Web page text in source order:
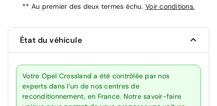
** Au premier des deux termes échu. Voir conditions.
État du véhicule
Votre Opel Crossland a été contrôlée par nos
experts dans l’un de nos centres de
reconditionnement, en France. Notre savoir-faire